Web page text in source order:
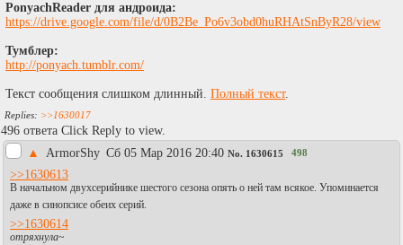
PonyachReader для андроида:
https://drive.google.com/file/d/0B2Be_Po6v3obd0huRHAtSnByR28/view
Тумблер:
http://ponyach.tumblr.com/
Текст сообщения слишком длинный. Полный текст.
>>1630017
496 ответа Click Reply to view.
▲
АrmоrShy Сб 05 Мар 2016 20:40 No. 1630615 498
>>1630613
В начальном двухсерийнике шестого сезона опять о ней там всякое. Упоминается
даже в синопсисе обеих серий.
>>1630614
отряхнула~